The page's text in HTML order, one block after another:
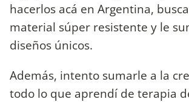
hacerlos acá en Argentina,
material súper resistente y le
diseños únicos.
Además, intento sumarle a la
todo lo que aprendí de terapia